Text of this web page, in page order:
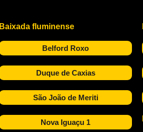
Baixada fluminense
Belford Roxo
Duque de Caxias
São João de Meriti
Nova Iguaçu 1